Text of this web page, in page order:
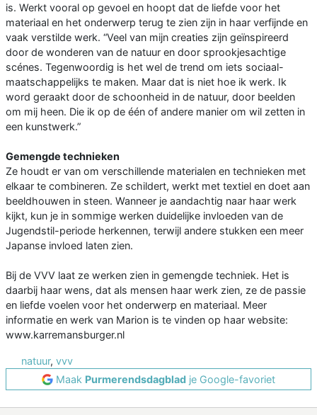
is. Werkt vooral op gevoel en hoopt dat de liefde voor het
materiaal en het onderwerp terug te zien zijn in haar verfijnde en
vaak verstilde werk. “Veel van mijn creaties zijn geïnspireerd
door de wonderen van de natuur en door sprookjesachtige
scénes. Tegenwoordig is het wel de trend om iets sociaal-
maatschappelijks te maken. Maar dat is niet hoe ik werk. Ik
word geraakt door de schoonheid in de natuur, door beelden
om mij heen. Die ik op de één of andere manier om wil zetten in
een kunstwerk.”
Gemengde technieken
Ze houdt er van om verschillende materialen en technieken met
elkaar te combineren. Ze schildert, werkt met textiel en doet aan
beeldhouwen in steen. Wanneer je aandachtig naar haar werk
kijkt, kun je in sommige werken duidelijke invloeden van de
Jugendstil-periode herkennen, terwijl andere stukken een meer
Japanse invloed laten zien.
Bij de VVV laat ze werken zien in gemengde techniek. Het is
daarbij haar wens, dat als mensen haar werk zien, ze de passie
en liefde voelen voor het onderwerp en materiaal. Meer
informatie en werk van Marion is te vinden op haar website:
www.karremansburger.nl
natuur, vvv
Maak Purmerendsdagblad je Google-favoriet